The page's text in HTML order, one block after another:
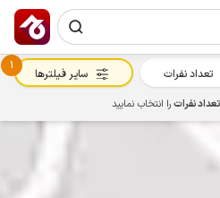
تعداد نفرات
1
سایر فیلترها
تعداد نفراترا انتخاب نمایید